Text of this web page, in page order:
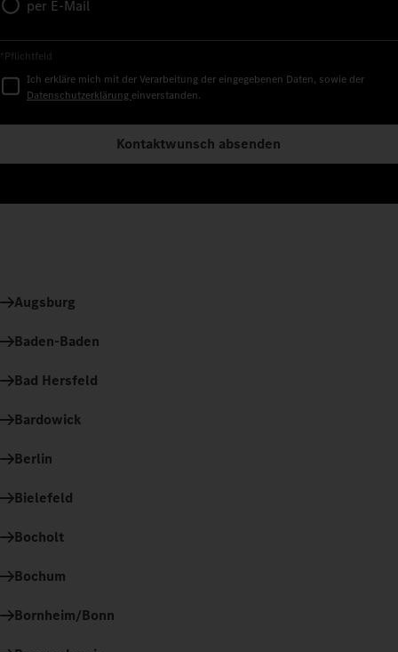
per E-Mail
*Pflichtfeld
Ich erkläre mich mit der Verarbeitung der eingegebenen Daten, sowie der
Datenschutzerklärung einverstanden.
Kontaktwunsch absenden
Augsburg
Baden-Baden
Bad Hersfeld
Bardowick
Berlin
Bielefeld
Bocholt
Bochum
Bornheim/Bonn